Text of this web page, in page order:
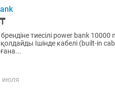
брендіне тиесілі power bank
Ішінде кабелі (built-in
июля